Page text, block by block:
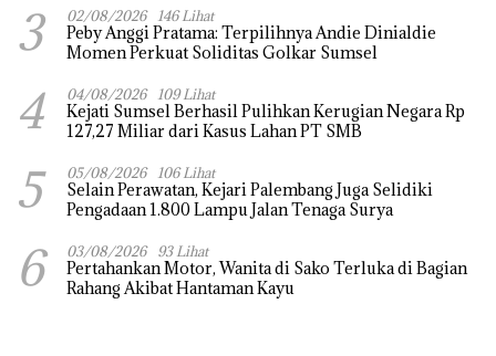
3 02/08/2026 146 Lihat
Peby Anggi Pratama: Terpilihnya Andie Dinialdie
Momen Perkuat Soliditas Golkar Sumsel
4 04/08/2026 109 Lihat
Kejati Sumsel Berhasil Pulihkan Kerugian Negara Rp
127,27 Miliar dari Kasus Lahan PT SMB
5 05/08/2026 106 Lihat
Selain Perawatan, Kejari Palembang Juga Selidiki
Pengadaan 1.800 Lampu Jalan Tenaga Surya
6 03/08/2026 93 Lihat
Pertahankan Motor, Wanita di Sako Terluka di Bagian
Rahang Akibat Hantaman Kayu